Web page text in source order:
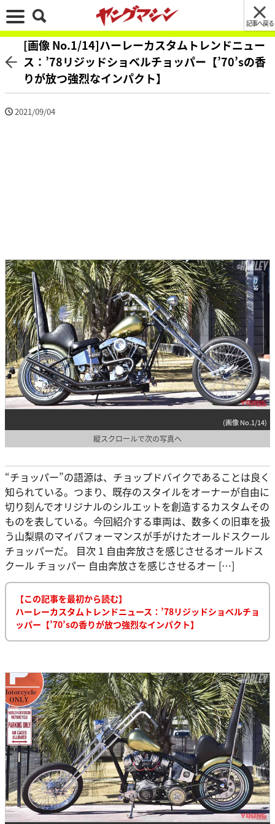
記事へ戻る
[画像 No.1/14]ハーレーカスタムトレンドニュー
ス：’78リジッドショベルチョッパー【’70’sの香
りが放つ強烈なインパクト】
2021/09/04
(画像 No.1/14)
縦スクロールで次の写真へ
“チョッパー”の語源は、チョップドバイクであることは良く
知られている。つまり、既存のスタイルをオーナーが自由に
切り刻んでオリジナルのシルエットを創造するカスタムその
ものを表している。今回紹介する車両は、数多くの旧車を扱
う山梨県のマイパフォーマンスが手がけたオールドスクール
チョッパーだ。 目次 1 自由奔放さを感じさせるオールドス
クール チョッパー 自由奔放さを感じさせるオー […]
【この記事を最初から読む】
ハーレーカスタムトレンドニュース：’78リジッドショベルチョ
ッパー【’70’sの香りが放つ強烈なインパクト】